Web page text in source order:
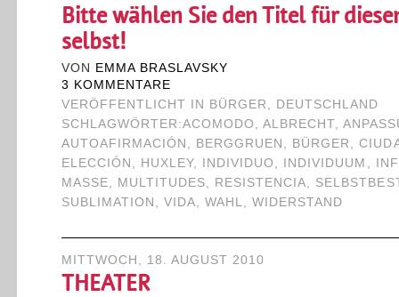
Bitte wählen Sie den Titel für
selbst!
VON
EMMA BRASLAVSKY
3 KOMMENTARE
VERÖFFENTLICHT IN
BÜRGER , DEUTSCHLAND
SCHLAGWÖRTER:ACOMODO ,ALBRECHT,
AUTOAFIRMACIÓN , BERGGRUEN , BÜRGER ,
ELECCIÓN , HUXLEY, INDIVIDUO , INDIVIDUUM ,
MASSE, MULTITUDES, RESISTENCIA,
SUBLIMATION , VIDA, WAHL,WIDERSTAND
MITTWOCH, 18. AUGUST 2010
THEATER